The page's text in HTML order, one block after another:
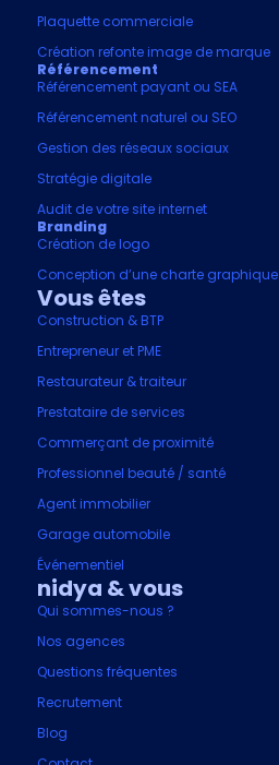
Plaquette commerciale
Création refonte image de marque
Référencement
Référencement payant ou SEA
Référencement naturel ou SEO
Gestion des réseaux sociaux
Stratégie digitale
Audit de votre site internet
Branding
Création de logo
Conception d’une charte graphique
Vous êtes
Construction & BTP
Entrepreneur et PME
Restaurateur & traiteur
Prestataire de services
Commerçant de proximité
Professionnel beauté / santé
Agent immobilier
Garage automobile
Événementiel
nidya & vous
Qui sommes-nous ?
Nos agences
Questions fréquentes
Recrutement
Blog